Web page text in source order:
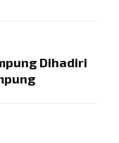
Dihadiri